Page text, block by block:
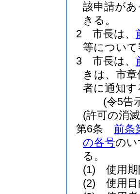
該申請が
きる。
2
市長は、
等につい
3
市長は、
きは、市
者に通知
(令5告
(許可の消
第6条
前条
の各号のい
る。
(1)
使用
(2)
使用